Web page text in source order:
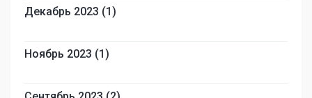
Декабрь 2023 (1)
Ноябрь 2023 (1)